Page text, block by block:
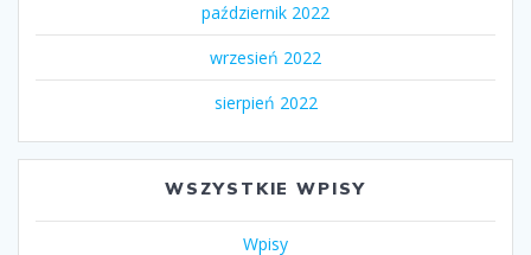
październik 2022
wrzesień 2022
sierpień 2022
WSZYSTKIE WPISY
Wpisy